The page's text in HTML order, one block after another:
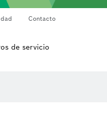
Contacto
de servicio